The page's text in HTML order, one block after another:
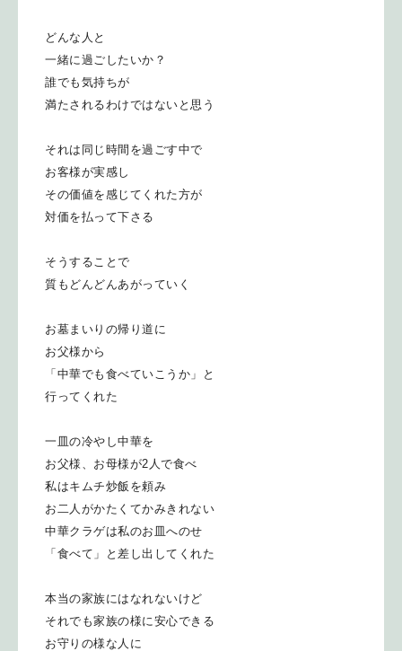
どんな人と
一緒に過ごしたいか？
誰でも気持ちが
満たされるわけではないと思う
それは同じ時間を過ごす中で
お客様が実感し
その価値を感じてくれた方が
対価を払って下さる
そうすることで
質もどんどんあがっていく
お墓まいりの帰り道に
お父様から
「中華でも食べていこうか」と
行ってくれた
一皿の冷やし中華を
お父様、お母様が2人で食べ
私はキムチ炒飯を頼み
お二人がかたくてかみきれない
中華クラゲは私のお皿へのせ
「食べて」と差し出してくれた
本当の家族にはなれないけど
それでも家族の様に安心できる
お守りの様な人に